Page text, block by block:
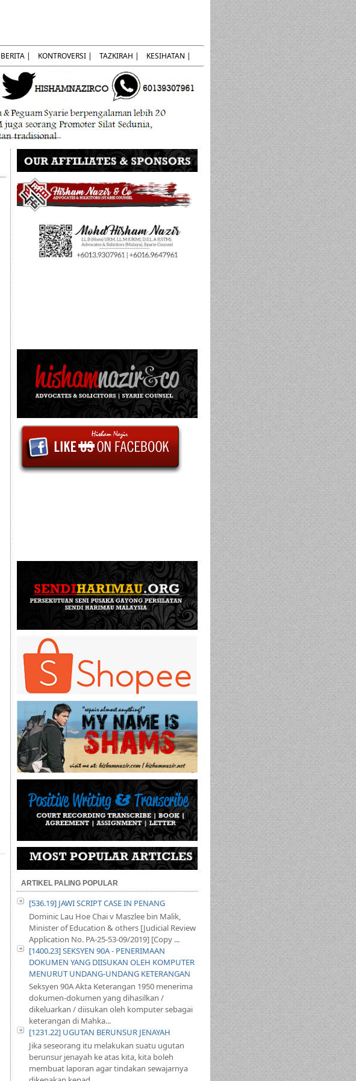
BERITA | KONTROVERSI | TAZKIRAH | KESIHATAN |
ARTIKEL PALING POPULAR
[536.19] JAWI SCRIPT CASE IN PENANG
Dominic Lau Hoe Chai v Maszlee bin Malik,
Minister of Education & others [Judicial Review
Application No. PA-25-53-09/2019] [Copy ...
[1400.23] SEKSYEN 90A - PENERIMAAN
DOKUMEN YANG DIISUKAN OLEH KOMPUTER
MENURUT UNDANG-UNDANG KETERANGAN
Seksyen 90A Akta Keterangan 1950 menerima
dokumen-dokumen yang dihasilkan /
dikeluarkan / diisukan oleh komputer sebagai
keterangan di Mahka...
[1231.22] UGUTAN BERUNSUR JENAYAH
Jika seseorang itu melakukan suatu ugutan
berunsur jenayah ke atas kita, kita boleh
membuat laporan agar tindakan sewajarnya